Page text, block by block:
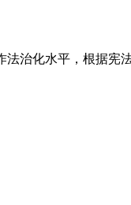
治化水平，根据